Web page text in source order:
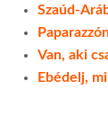
Szaúd-
Van, aki
Ebédelj,